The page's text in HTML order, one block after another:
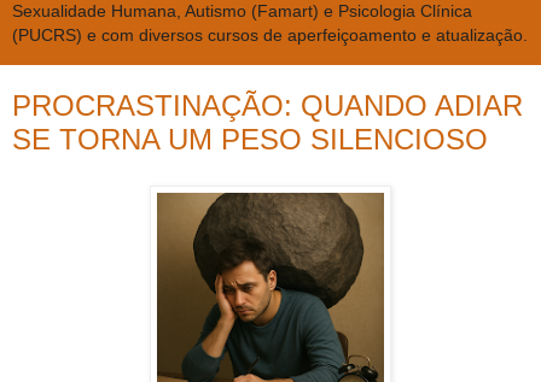
Sexualidade Humana, Autismo (Famart) e Psicologia Clínica
(PUCRS) e com diversos cursos de aperfeiçoamento e atualização.
PROCRASTINAÇÃO: QUANDO ADIAR
SE TORNA UM PESO SILENCIOSO